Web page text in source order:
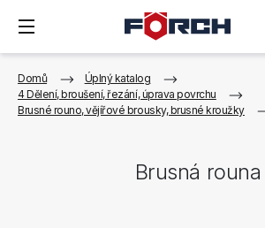
Domů
Úplný katalog
4 Dělení, broušení, řezání, úprava povrchu
Brusné rouno, vějířové brousky, brusné kroužky
Brusná rouna